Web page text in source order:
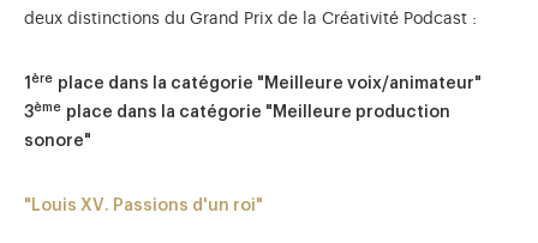
deux distinctions du Grand Prix de la Créativité Podcast :
1 ère place dans la catégorie "Meilleure voix/animateur"
3ème place dans la catégorie "Meilleure production
sonore"
"Louis XV. Passions d'un roi"